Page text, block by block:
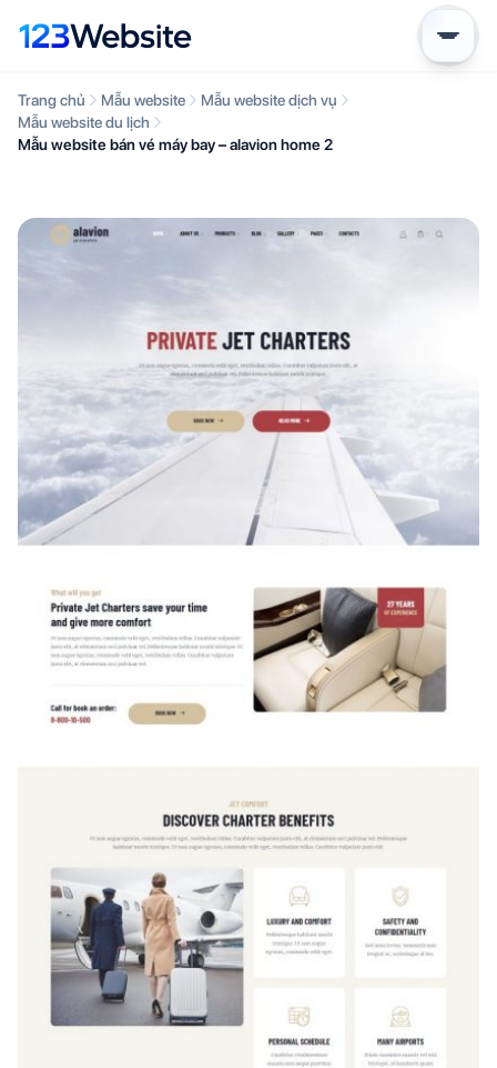
Trang chủ Mẫu website
Mẫu website dịch vụ
Mẫu website du lịch
Mẫu website bán vé máy bay – alavion home 2